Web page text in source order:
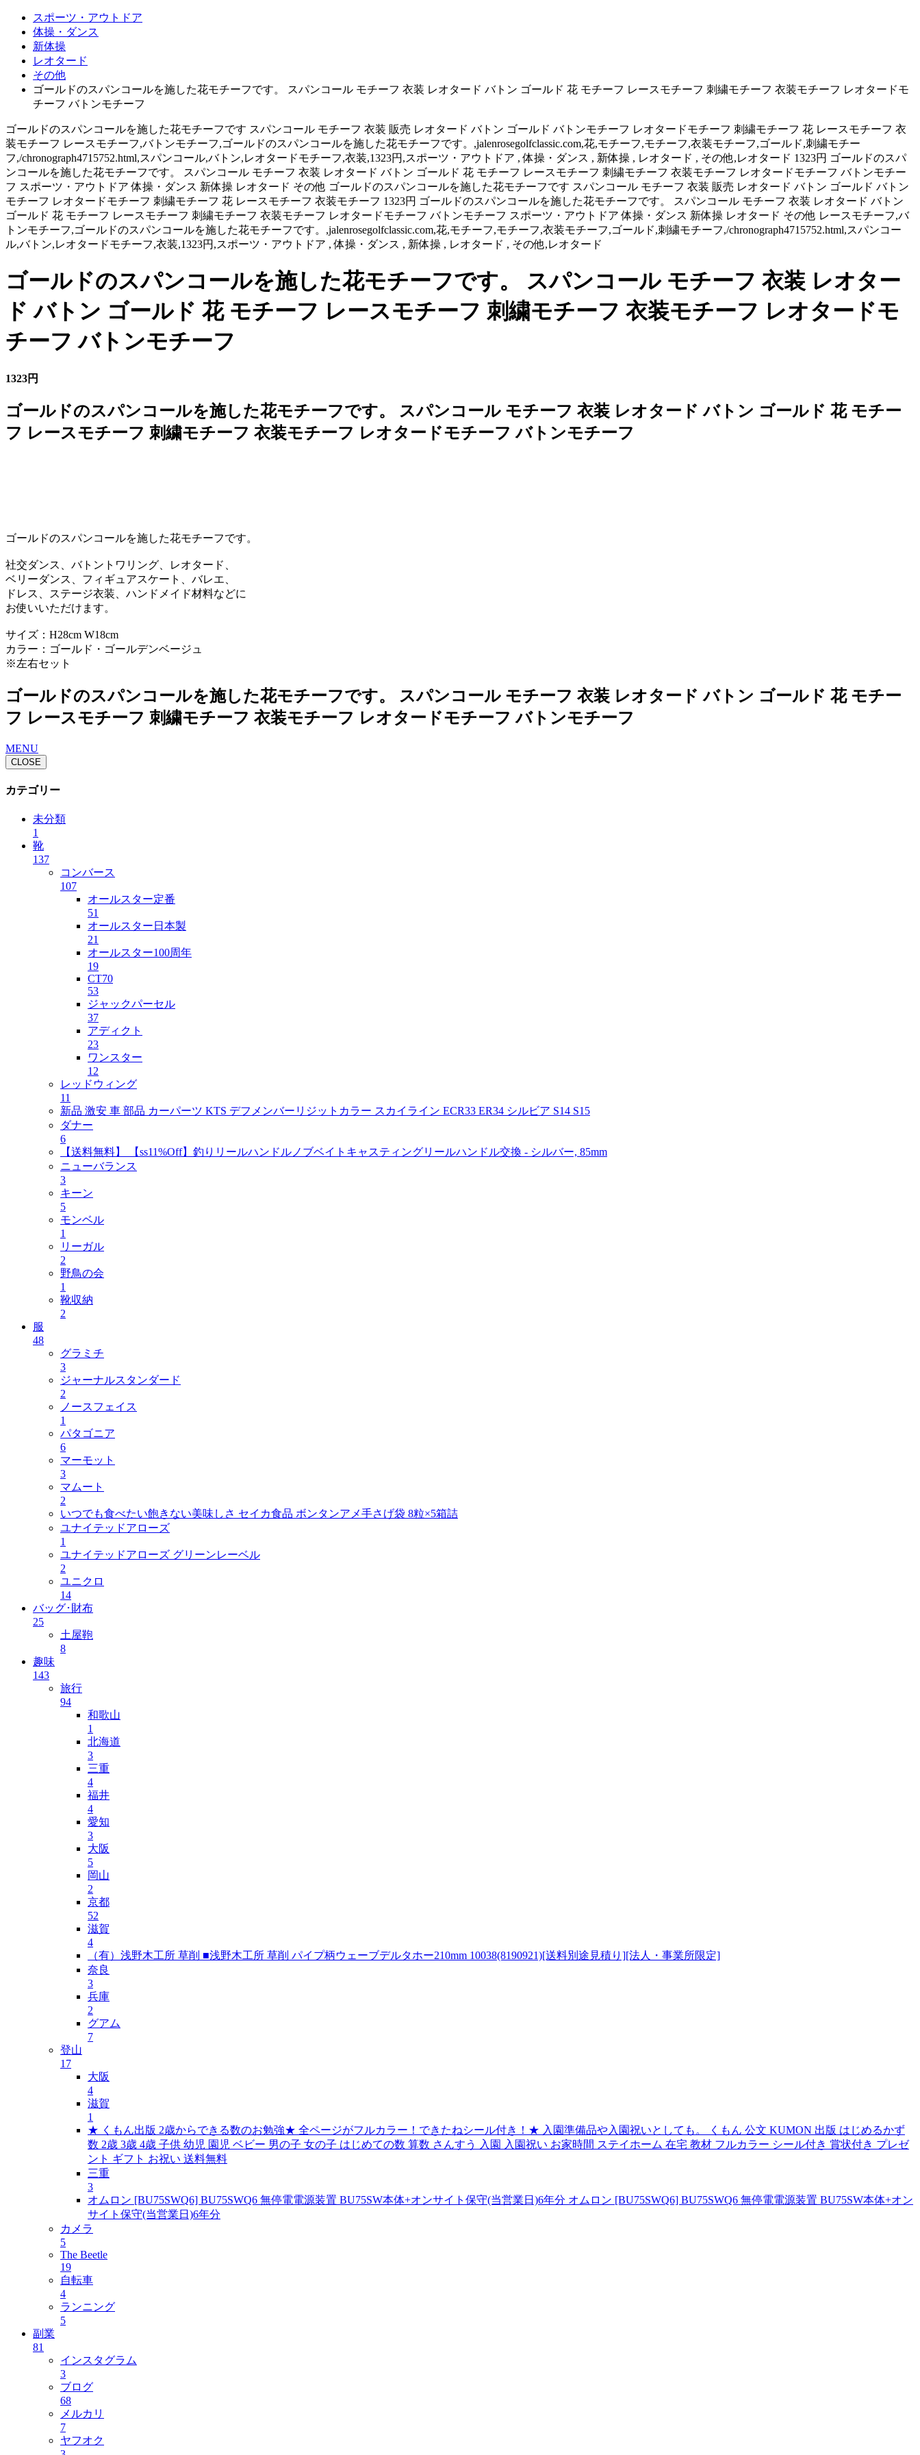
スポーツ・アウトドア
体操・ダンス
新体操
レオタード
その他
ゴールドのスパンコールを施した花モチーフです。 スパンコール モチーフ 衣装 レオタード バトン ゴールド 花 モチーフ レースモチーフ 刺繍モチーフ 衣装モチーフ レオタードモ
チーフ バトンモチーフ
ゴールドのスパンコールを施した花モチーフです スパンコール モチーフ 衣装 販売 レオタード バトン ゴールド バトンモチーフ レオタードモチーフ 刺繍モチーフ 花 レースモチーフ 衣
装モチーフ レースモチーフ,バトンモチーフ,ゴールドのスパンコールを施した花モチーフです。,jalenrosegolfclassic.com,花,モチーフ,モチーフ,衣装モチーフ,ゴールド,刺繍モチー
フ,/chronograph4715752.html,スパンコール,バトン,レオタードモチーフ,衣装,1323円,スポーツ・アウトドア , 体操・ダンス , 新体操 , レオタード , その他,レオタード 1323円 ゴールドのスパ
ンコールを施した花モチーフです。 スパンコール モチーフ 衣装 レオタード バトン ゴールド 花 モチーフ レースモチーフ 刺繍モチーフ 衣装モチーフ レオタードモチーフ バトンモチー
フ スポーツ・アウトドア 体操・ダンス 新体操 レオタード その他 ゴールドのスパンコールを施した花モチーフです スパンコール モチーフ 衣装 販売 レオタード バトン ゴールド バトン
モチーフ レオタードモチーフ 刺繍モチーフ 花 レースモチーフ 衣装モチーフ 1323円 ゴールドのスパンコールを施した花モチーフです。 スパンコール モチーフ 衣装 レオタード バトン
ゴールド 花 モチーフ レースモチーフ 刺繍モチーフ 衣装モチーフ レオタードモチーフ バトンモチーフ スポーツ・アウトドア 体操・ダンス 新体操 レオタード その他 レースモチーフ,バ
トンモチーフ,ゴールドのスパンコールを施した花モチーフです。,jalenrosegolfclassic.com,花,モチーフ,モチーフ,衣装モチーフ,ゴールド,刺繍モチーフ,/chronograph4715752.html,スパンコー
ル,バトン,レオタードモチーフ,衣装,1323円,スポーツ・アウトドア , 体操・ダンス , 新体操 , レオタード , その他,レオタード
ゴールドのスパンコールを施した花モチーフです。 スパンコール モチーフ 衣装 レオター
ド バトン ゴールド 花 モチーフ レースモチーフ 刺繍モチーフ 衣装モチーフ レオタードモ
チーフ バトンモチーフ
1323円
ゴールドのスパンコールを施した花モチーフです。 スパンコール モチーフ 衣装 レオタード バトン ゴールド 花 モチー
フ レースモチーフ 刺繍モチーフ 衣装モチーフ レオタードモチーフ バトンモチーフ
ゴールドのスパンコールを施した花モチーフです。
社交ダンス、バトントワリング、レオタード、
ベリーダンス、フィギュアスケート、バレエ、
ドレス、ステージ衣装、ハンドメイド材料などに
お使いいただけます。
サイズ：H28cm W18cm
カラー：ゴールド・ゴールデンベージュ
※左右セット
ゴールドのスパンコールを施した花モチーフです。 スパンコール モチーフ 衣装 レオタード バトン ゴールド 花 モチー
フ レースモチーフ 刺繍モチーフ 衣装モチーフ レオタードモチーフ バトンモチーフ
MENU
CLOSE
カテゴリー
未分類
1
靴
137
コンバース
107
オールスター定番
51
オールスター日本製
21
オールスター100周年
19
CT70
53
ジャックパーセル
37
アディクト
23
ワンスター
12
レッドウィング
11
新品 激安 車 部品 カーパーツ KTS デフメンバーリジットカラー スカイライン ECR33 ER34 シルビア S14 S15
ダナー
6
【送料無料】 【ss11%Off】釣りリールハンドルノブベイトキャスティングリールハンドル交換 - シルバー, 85mm
ニューバランス
3
キーン
5
モンベル
1
リーガル
2
野鳥の会
1
靴収納
2
服
48
グラミチ
3
ジャーナルスタンダード
2
ノースフェイス
1
パタゴニア
6
マーモット
3
マムート
2
いつでも食べたい飽きない美味しさ セイカ食品 ボンタンアメ手さげ袋 8粒×5箱詰
ユナイテッドアローズ
1
ユナイテッドアローズ グリーンレーベル
2
ユニクロ
14
バッグ･財布
25
土屋鞄
8
趣味
143
旅行
94
和歌山
1
北海道
3
三重
4
福井
4
愛知
3
大阪
5
岡山
2
京都
52
滋賀
4
（有）浅野木工所 草削 ■浅野木工所 草削 パイプ柄ウェーブデルタホー210mm 10038(8190921)[送料別途見積り][法人・事業所限定]
奈良
3
兵庫
2
グアム
7
登山
17
大阪
4
滋賀
1
★ くもん出版 2歳からできる数のお勉強★ 全ページがフルカラー！できたねシール付き！★ 入園準備品や入園祝いとしても。 くもん 公文 KUMON 出版 はじめるかず
数 2歳 3歳 4歳 子供 幼児 園児 ベビー 男の子 女の子 はじめての数 算数 さんすう 入園 入園祝い お家時間 ステイホーム 在宅 教材 フルカラー シール付き 賞状付き プレゼ
ント ギフト お祝い 送料無料
三重
3
オムロン [BU75SWQ6] BU75SWQ6 無停電電源装置 BU75SW本体+オンサイト保守(当営業日)6年分 オムロン [BU75SWQ6] BU75SWQ6 無停電電源装置 BU75SW本体+オン
サイト保守(当営業日)6年分
カメラ
5
The Beetle
19
自転車
4
ランニング
5
副業
81
インスタグラム
3
ブログ
68
メルカリ
7
ヤフオク